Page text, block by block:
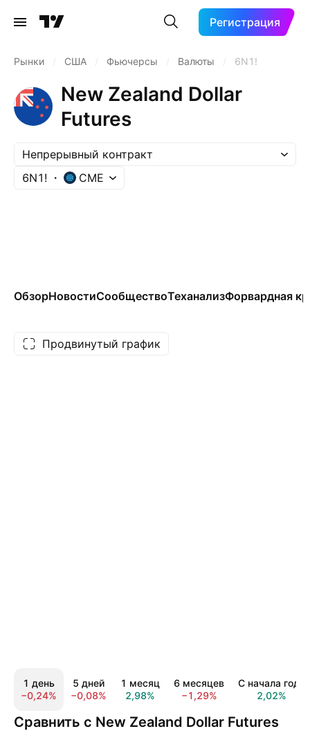
Регистрация
Рынки США Фьючерсы Валюты 6N1!
New Zealand Dollar
Futures
Непрерывный контракт
6N1!
CME
ОбзорНовостиСообществоТеханализФорвардная
Продвинутый график
1 день
−0,24%
5 дней
−0,08%
1 месяц
2,98%
6 месяцев
−1,29%
С начала года
2,02%
Сравнить с New Zealand Dollar Futures